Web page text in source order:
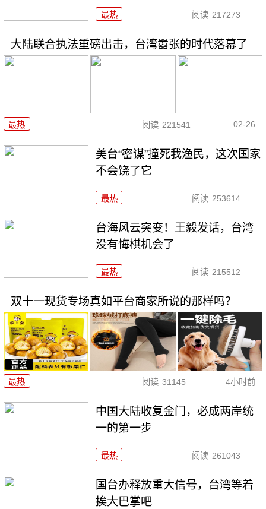
最热 阅读 217273
大陆联合执法重磅出击，台湾嚣张的时代落幕了
最热 阅读 221541 02-26
美台“密谋”撞死我渔民，这次国家
不会饶了它
最热 阅读 253614
台海风云突变！王毅发话，台湾
没有悔棋机会了
最热 阅读 215512
双十一现货专场真如平台商家所说的那样吗？
最热 阅读 31145 4小时前
中国大陆收复金门，必成两岸统
一的第一步
最热 阅读 261043
国台办释放重大信号，台湾等着
挨大巴掌吧